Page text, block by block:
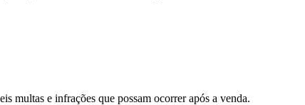
multas e infrações que possam ocorrer após a venda.